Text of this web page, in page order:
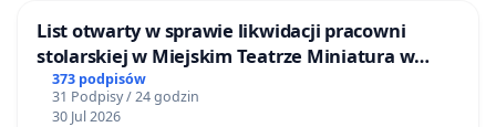
List otwarty w sprawie likwidacji pracowni
stolarskiej w Miejskim Teatrze Miniatura w
Gdańsku
373 podpisów
31 Podpisy / 24 godzin
30 Jul 2026